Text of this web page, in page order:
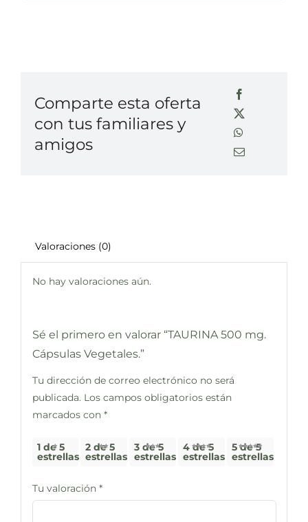
Comparte esta oferta
con tus familiares y
amigos
Valoraciones (0)
No hay valoraciones aún.
Sé el primero en valorar “TAURINA 500 mg.
Cápsulas Vegetales.”
Tu dirección de correo electrónico no será
publicada. Los campos obligatorios están
marcados con *
1 de 5
estrellas
2 de 5
estrellas
3 de 5
estrellas
4 de 5
estrellas
5 de 5
estrellas
Tu valoración *